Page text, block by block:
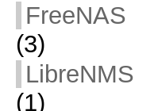
FreeNAS
(3)
LibreNMS
(1)